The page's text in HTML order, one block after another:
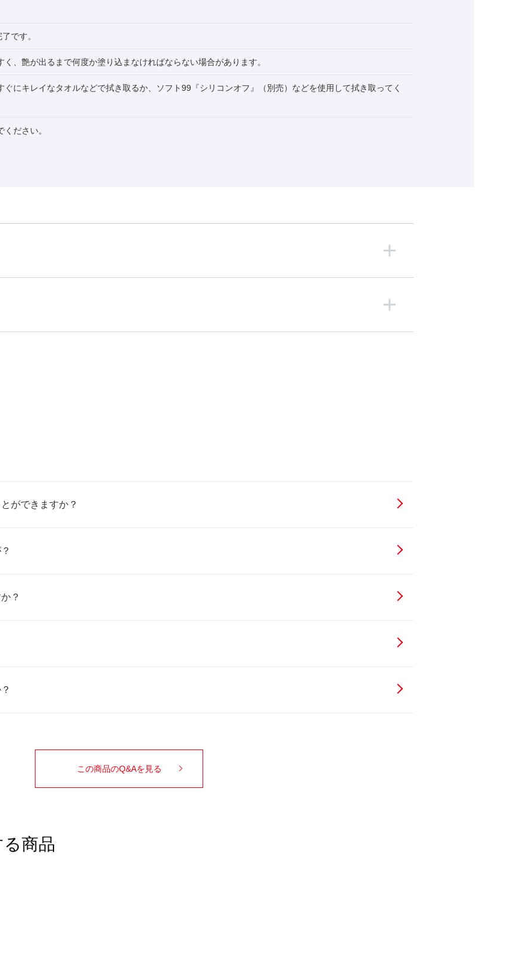
です。
、艶が出るまで何度か塗り込まなければならない場合があります。
にキレイなタオルなどで拭き取るか、ソフト99『シリコンオフ』（別売）などを使用して拭き取ってく
ださい。
ができますか？
？
この商品のQ&Aを見る
商品